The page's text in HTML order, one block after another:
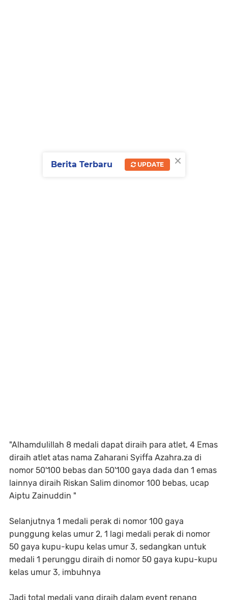
"Alhamdulillah 8 medali dapat diraih para atlet, 4 Emas
diraih atlet atas nama Zaharani Syiffa Azahra.za di
nomor 50'100 bebas dan 50'100 gaya dada dan 1 emas
lainnya diraih Riskan Salim dinomor 100 bebas, ucap
Aiptu Zainuddin "
Selanjutnya 1 medali perak di nomor 100 gaya
punggung kelas umur 2, 1 lagi medali perak di nomor
50 gaya kupu-kupu kelas umur 3, sedangkan untuk
medali 1 perunggu diraih di nomor 50 gaya kupu-kupu
kelas umur 3, imbuhnya
Jadi total medali yang diraih dalam event renang
×
Berita Terbaru UPDATE